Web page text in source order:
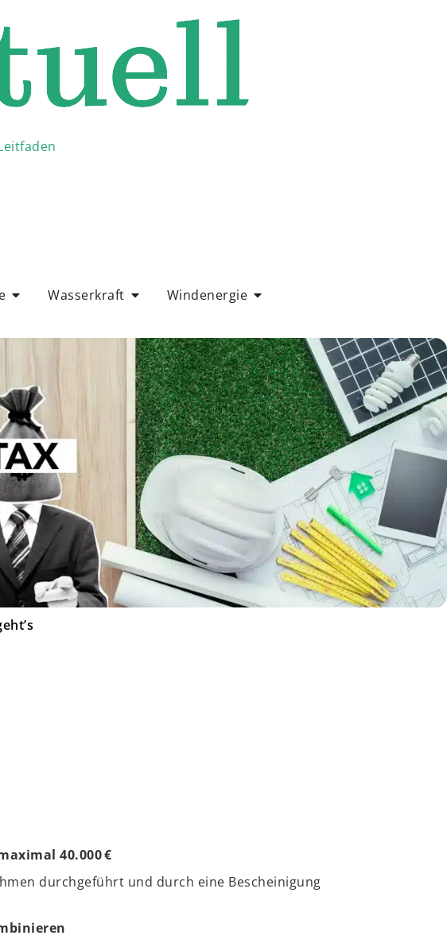
Wasserkraft Windenergie
40.000 €
durchgeführt und durch eine Bescheinigung